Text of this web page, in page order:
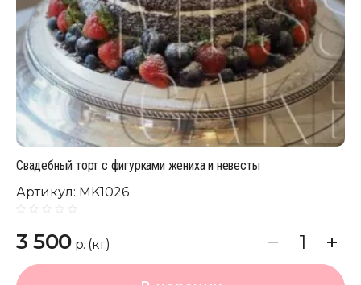
Свадебный торт с фигурками жениха и невесты
Артикул: MK1026
3 500 р. (кг)